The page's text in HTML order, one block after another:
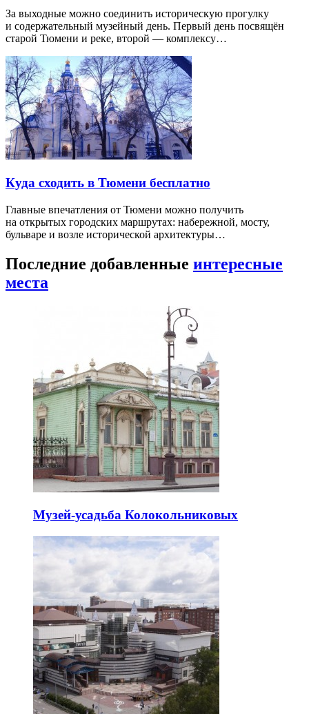
За выходные можно соединить историческую прогулку
и содержательный музейный день. Первый день посвящён
старой Тюмени и реке, второй — комплексу…
Куда сходить в Тюмени бесплатно
Главные впечатления от Тюмени можно получить
на открытых городских маршрутах: набережной, мосту,
бульваре и возле исторической архитектуры…
Последние добавленные интересные
места
Музей-усадьба Колокольниковых